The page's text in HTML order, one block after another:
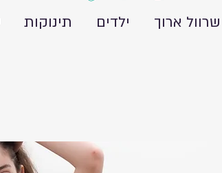
שרוול ארוך ילדים תינוקות